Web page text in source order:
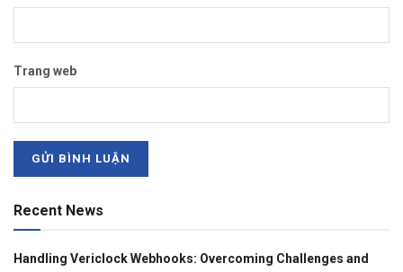
Trang web
Recent News
Handling Vericlock Webhooks: Overcoming Challenges and